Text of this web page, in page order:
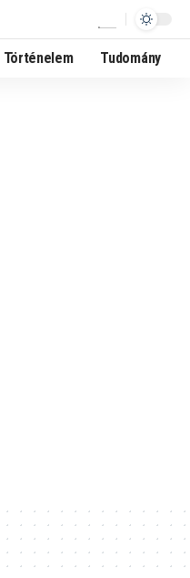
Történelem Tudomány